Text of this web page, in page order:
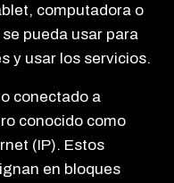
computadora o
pueda usar para
y usar los servicios.
conectado a
conocido como
(IP). Estos
en bloques